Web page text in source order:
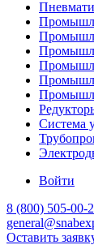
Система
Войти
8 (800) 505-00-
Оставить